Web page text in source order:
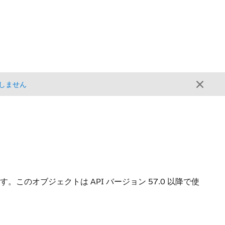
ません
。 このオブジェクトは API バージョン 57.0 以降で使